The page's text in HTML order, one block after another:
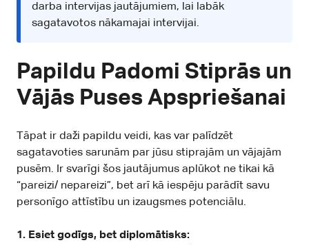
darba intervijas jautājumiem, lai labāk
sagatavotos nākamajai intervijai.
Papildu Padomi Stiprās un
Vājās Puses Apspriešanai
Tāpat ir daži papildu veidi, kas var palīdzēt
sagatavoties sarunām par jūsu stiprajām un vājajām
pusēm. Ir svarīgi šos jautājumus aplūkot ne tikai kā
“pareizi/ nepareizi”, bet arī kā iespēju parādīt savu
personīgo attīstību un izaugsmes potenciālu.
1. Esiet godīgs, bet diplomātisks: